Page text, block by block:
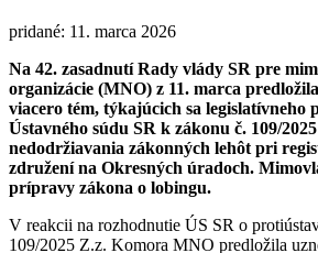
pridané: 11. marca 2026
Na 42. zasadnutí Rady vlády SR pre
organizácie (MNO) z 11. marca
viacero tém, týkajúcich sa legislatívneho
Ústavného súdu SR k zákonu č. 109/
nedodržiavania zákonných lehôt pri
združení na Okresných úradoch.
prípravy zákona o lobingu.
V reakcii na rozhodnutie ÚS SR o
109/2025 Z.z. Komora MNO predložila